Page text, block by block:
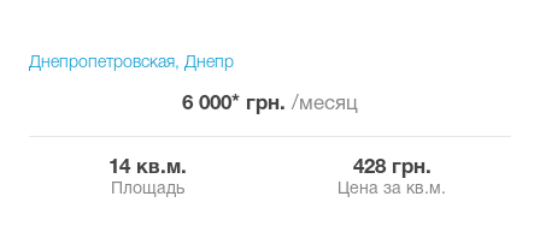
Днепропетровская, Днепр
6 000* грн. /месяц
14 кв.м.
Площадь
428 грн.
Цена за кв.м.